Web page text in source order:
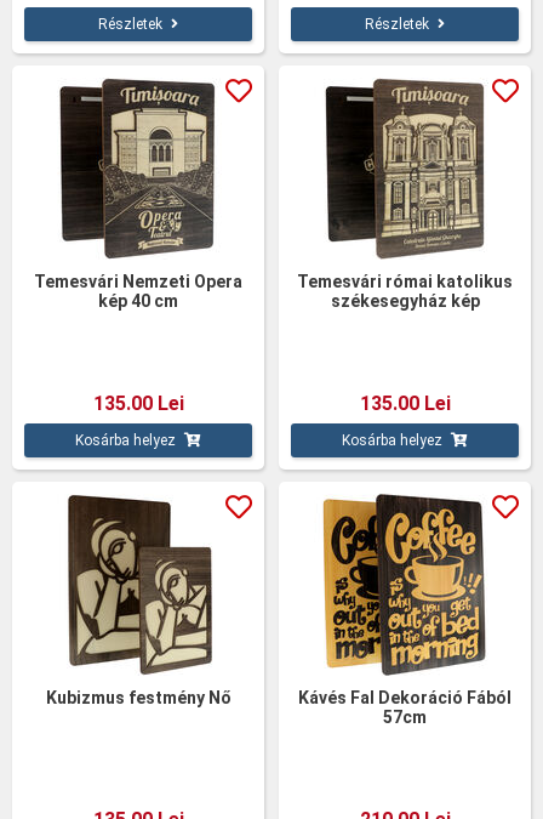
Részletek Részletek
Temesvári Nemzeti Opera
kép 40 cm
135.00 Lei
Kosárba helyez
Temesvári római katolikus
székesegyház kép
135.00 Lei
Kosárba helyez
Kubizmus festmény Nő
Kávés Fal Dekoráció Fából
57cm